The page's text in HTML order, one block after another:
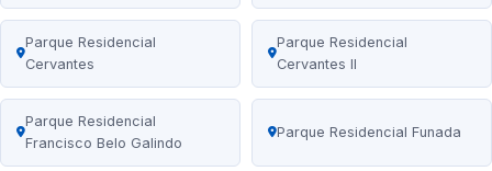
Parque Residencial
Cervantes
Parque Residencial
Cervantes II
Parque Residencial
Francisco Belo Galindo
Parque Residencial Funada